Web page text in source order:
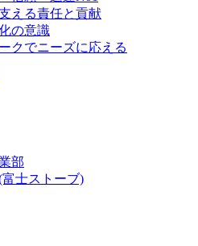
える責任と貢献
の意識
クでニーズに応える
部
士ストーブ)